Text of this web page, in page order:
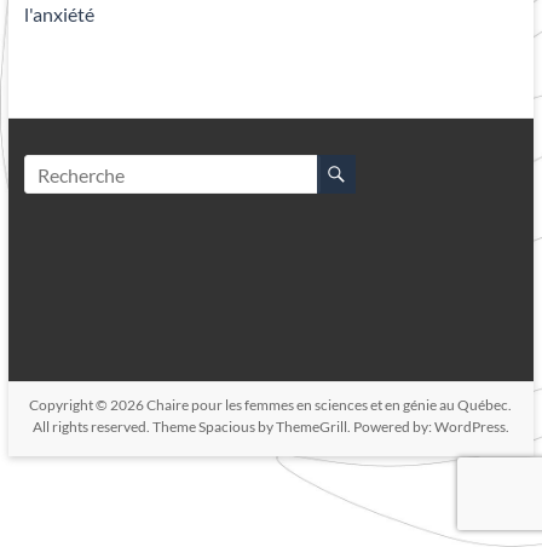
Copyright © 2026Chaire pour les femmes en sciences et en génie au Québec.
All rights reserved. ThemeSpaciousby ThemeGrill. Powered by: WordPress.